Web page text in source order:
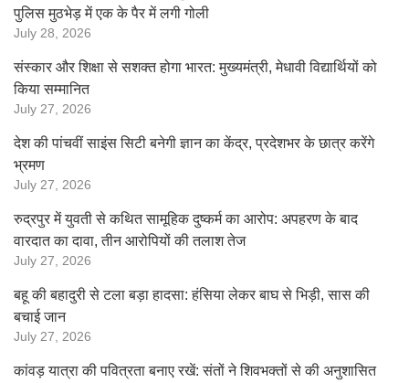
पुलिस मुठभेड़ में एक के पैर में लगी गोली
July 28, 2026
संस्कार और शिक्षा से सशक्त होगा भारत: मुख्यमंत्री, मेधावी विद्यार्थियों को
किया सम्मानित
July 27, 2026
देश की पांचवीं साइंस सिटी बनेगी ज्ञान का केंद्र, प्रदेशभर के छात्र करेंगे
भ्रमण
July 27, 2026
रुद्रपुर में युवती से कथित सामूहिक दुष्कर्म का आरोप: अपहरण के बाद
वारदात का दावा, तीन आरोपियों की तलाश तेज
July 27, 2026
बहू की बहादुरी से टला बड़ा हादसा: हंसिया लेकर बाघ से भिड़ी, सास की
बचाई जान
July 27, 2026
कांवड़ यात्रा की पवित्रता बनाए रखें: संतों ने शिवभक्तों से की अनुशासित